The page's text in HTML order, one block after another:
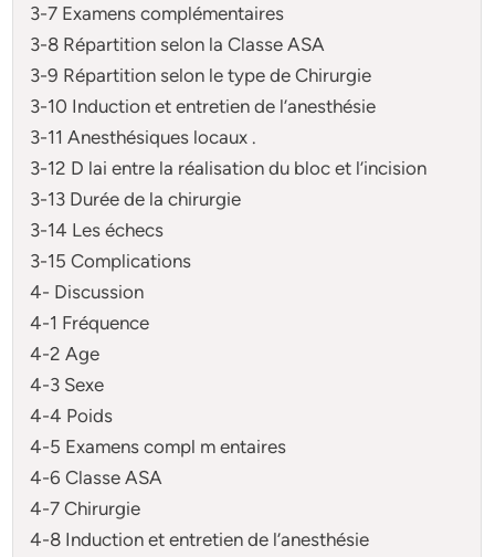
3-7 Examens complémentaires
3-8 Répartition selon la Classe ASA
3-9 Répartition selon le type de Chirurgie
3-10 Induction et entretien de l’anesthésie
3-11 Anesthésiques locaux .
3-12 D lai entre la réalisation du bloc et l’incision
3-13 Durée de la chirurgie
3-14 Les échecs
3-15 Complications
4- Discussion
4-1 Fréquence
4-2 Age
4-3 Sexe
4-4 Poids
4-5 Examens compl m entaires
4-6 Classe ASA
4-7 Chirurgie
4-8 Induction et entretien de l’anesthésie